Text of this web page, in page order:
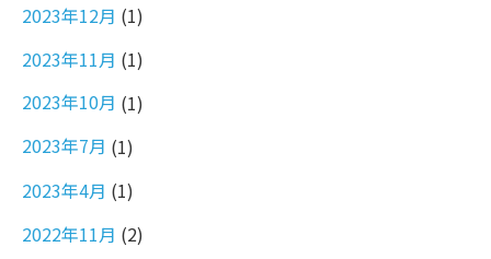
2023年12月 (1)
2023年11月 (1)
2023年10月 (1)
2023年7月 (1)
2023年4月 (1)
2022年11月 (2)